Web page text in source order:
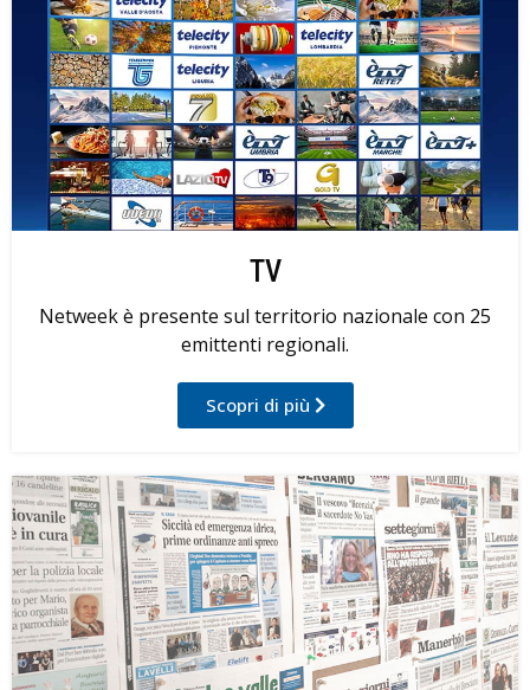
TV
Netweek è presente sul territorio nazionale con 25
emittenti regionali.
Scopri di più